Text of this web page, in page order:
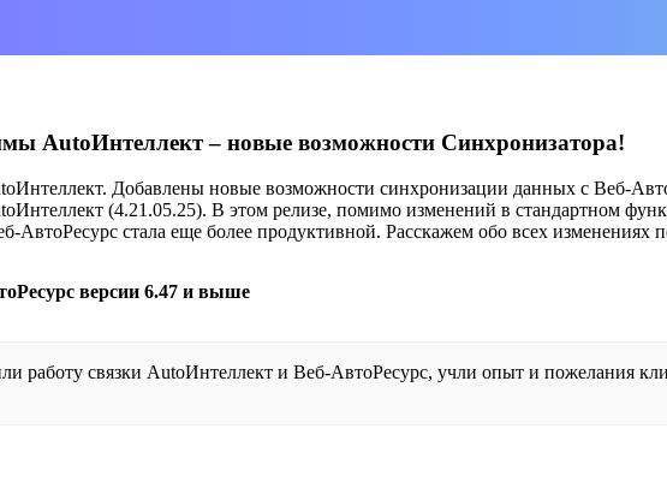
AutoИнтеллект – новые возможности Синхронизатора!
Добавлены новые возможности синхронизации данных с Веб-
(4.21.05.25). В этом релизе, помимо изменений в стандартном
АвтоРесурс стала еще более продуктивной. Расскажем обо всех изменениях
версии 6.47 и выше
работу связки AutoИнтеллект и Веб-АвтоРесурс, учли опыт и пожелания